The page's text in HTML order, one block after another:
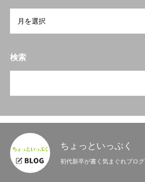
検索
ちょっといっぷく
初代新卒が書く気まぐれブログ